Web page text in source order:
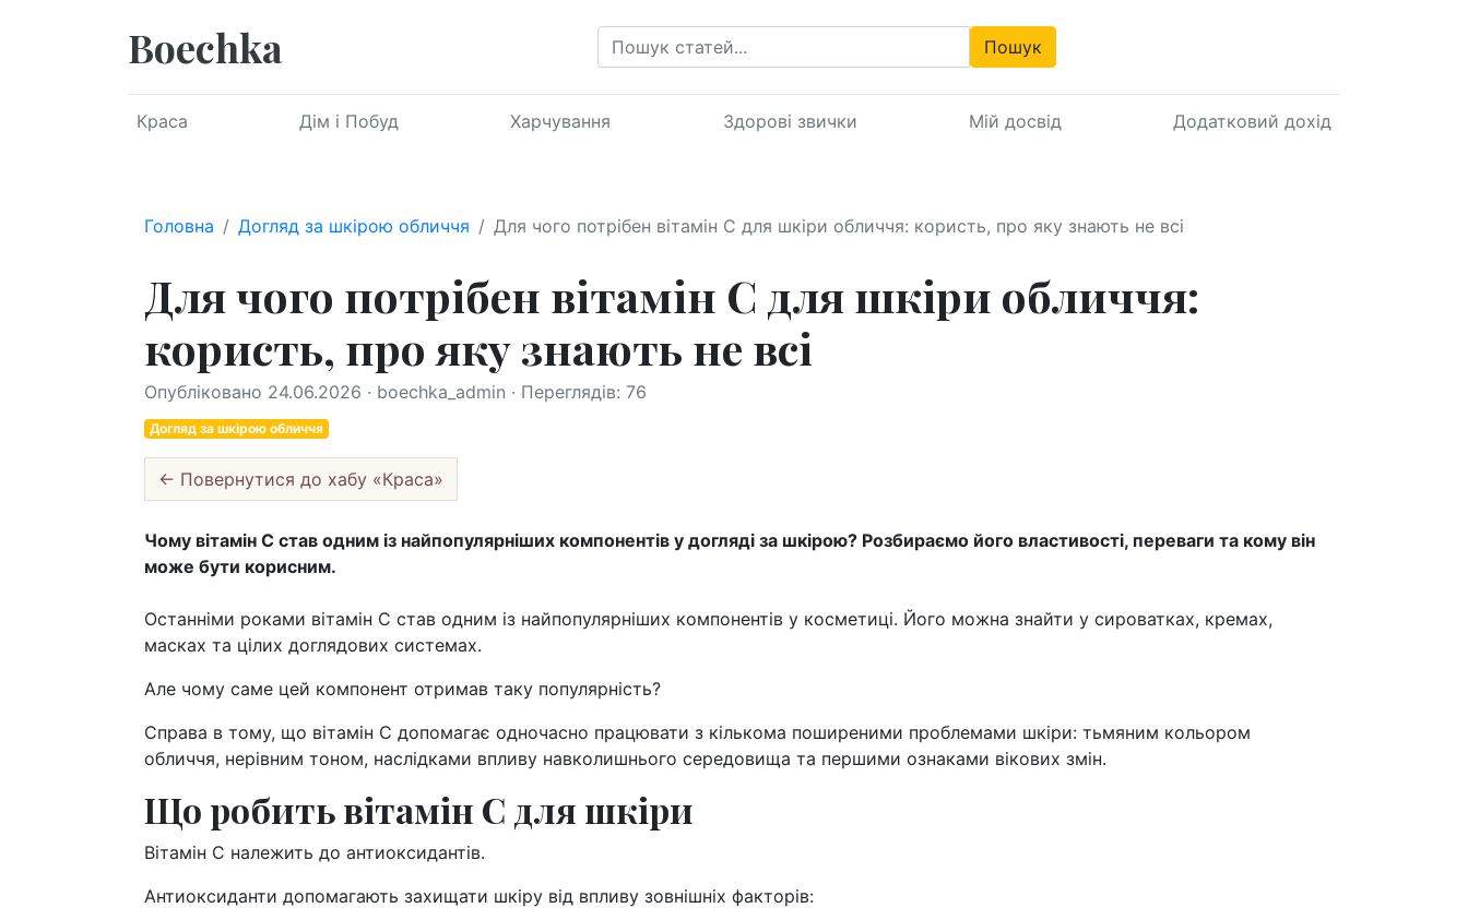
Boechka Пошук
Краса Дім і Побуд Харчування Здорові звички Мій досвід Додатковий дохід
Головна Догляд за шкірою обличчя Для чого потрібен вітамін С для шкіри обличчя: користь, про яку знають не всі
Для чого потрібен вітамін С для шкіри обличчя:
користь, про яку знають не всі
Опубліковано 24.06.2026 · boechka_admin · Переглядів: 76
Догляд за шкірою обличчя
← Повернутися до хабу «Краса»
Чому вітамін С став одним із найпопулярніших компонентів у догляді за шкірою? Розбираємо його властивості, переваги та кому він
може бути корисним.
Останніми роками вітамін С став одним із найпопулярніших компонентів у косметиці. Його можна знайти у сироватках, кремах,
масках та цілих доглядових системах.
Але чому саме цей компонент отримав таку популярність?
Справа в тому, що вітамін С допомагає одночасно працювати з кількома поширеними проблемами шкіри: тьмяним кольором
обличчя, нерівним тоном, наслідками впливу навколишнього середовища та першими ознаками вікових змін.
Що робить вітамін С для шкіри
Вітамін С належить до антиоксидантів.
Антиоксиданти допомагають захищати шкіру від впливу зовнішніх факторів: